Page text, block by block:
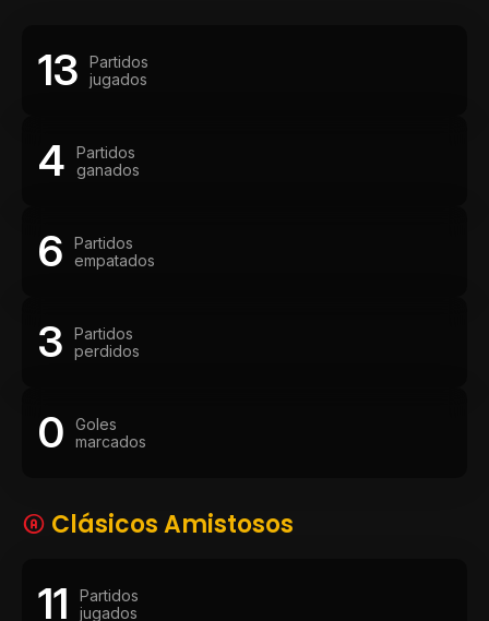
13
Partidos
jugados
4
Partidos
ganados
6
Partidos
empatados
3
Partidos
perdidos
0
Goles
marcados
Clásicos Amistosos
11
Partidos
jugados